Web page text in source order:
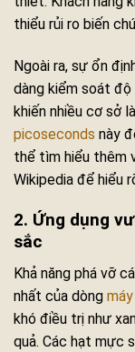
thiểu rủi ro biến
Ngoài ra, sự ổn
dàng kiểm soát
khiến nhiều cơ sở
picoseconds này
thể tìm hiểu thêm
Wikipedia để hiểu
2. Ứng dụng
sắc
Khả năng phá vỡ
nhất của dòng
khó điều trị như
quả. Các hạt mực